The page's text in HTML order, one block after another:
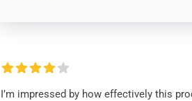
I’m impressed by how effectively this